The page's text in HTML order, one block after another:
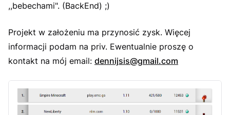
,,bebechami". (BackEnd) ;)
Projekt w założeniu ma przynosić zysk. Więcej
informacji podam na priv. Ewentualnie proszę o
kontakt na mój email: dennijsis@gmail.com